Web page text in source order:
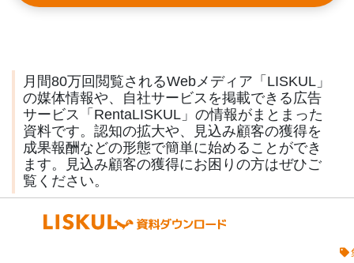
月間80万回閲覧されるWebメディア「LISKUL」
の媒体情報や、自社サービスを掲載できる広告
サービス「RentaLISKUL」の情報がまとまった
資料です。認知の拡大や、見込み顧客の獲得を
成果報酬などの形態で簡単に始めることができ
ます。見込み顧客の獲得にお困りの方はぜひご
覧ください。